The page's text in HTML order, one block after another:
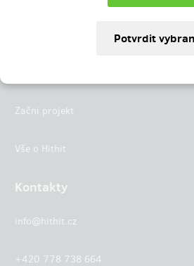
Začni projekt
Vše o Hithit
Kontakty
info@hithit.cz
+420 778 738 664